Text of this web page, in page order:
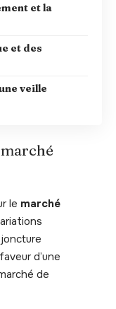
et la
et des
veille
le marché
d’une
de